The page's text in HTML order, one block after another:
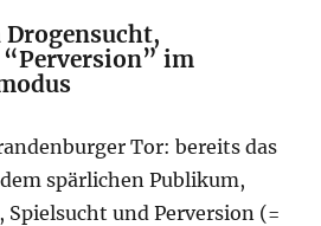
im
Tor: bereits das
spärlichen Publikum,
Spielsucht und Perversion (=